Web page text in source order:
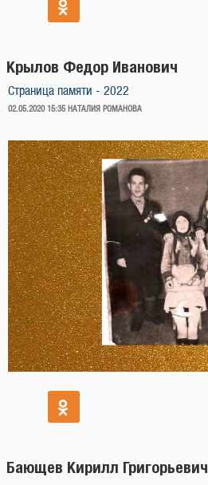
Крылов Федор Иванович
Страница памяти - 2022
ОПУБЛИКОВАНО
02.05.2020 15:35 НАТАЛИЯ РОМАНОВА
Бающев Кирилл Григорьевич